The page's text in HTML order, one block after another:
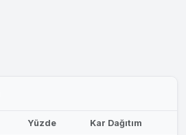
Yüzde Kar Dağıtım